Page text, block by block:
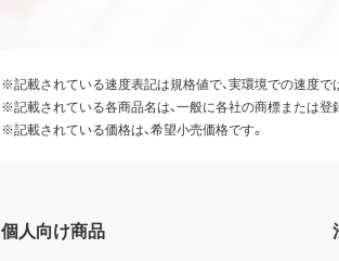
※記載されている速度表記は規格値で、実環境での速度で
※記載されている各商品名は、一般に各社の商標または登
※記載されている価格は、希望小売価格です。
個人向け商品